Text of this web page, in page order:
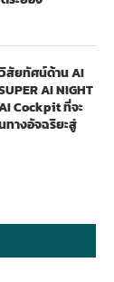
วิสัยทัศน์ด้าน AI
AI NIGHT
Cockpit ที่จะ
ทางอัจฉริยะสู่